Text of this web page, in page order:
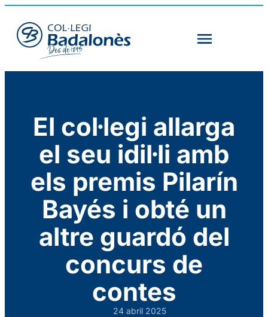
El col·legi allarga
el seu idil·li amb
els premis Pilarín
Bayés i obté un
altre guardó del
concurs de
contes
24 abril 2025